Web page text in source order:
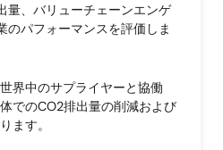
量、バリューチェーンエンゲ
のパフォーマンスを評価しま
界中のサプライヤーと協働
でのCO2排出量の削減および
ます。